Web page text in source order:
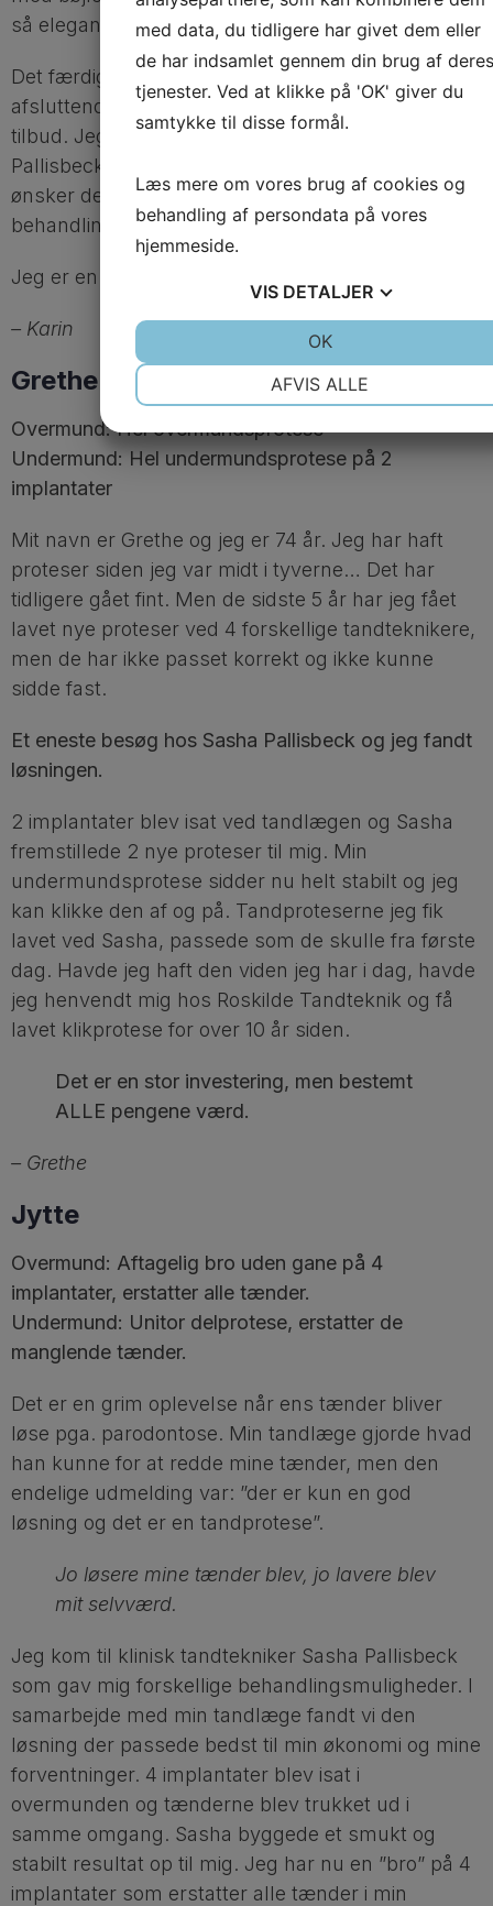
så elegant, at bøjlerne ikke er til at se.
Det færdige resultat er blevet helt perfekt, og den
afsluttende regning stemte på øre med det givne
tilbud. Jeg vil til en hver tid anbefale Sasha
Pallisbeck og hendes personale, til andre der
ønsker den mest professionelle, venlige og reelle
behandling.
Jeg er en meget glad og tilfreds kunde.
– Karin
Grethe
Overmund: Hel overmundsprotese
Undermund: Hel undermundsprotese på 2
implantater
Mit navn er Grethe og jeg er 74 år. Jeg har haft
proteser siden jeg var midt i tyverne… Det har
tidligere gået fint. Men de sidste 5 år har jeg fået
lavet nye proteser ved 4 forskellige tandteknikere,
men de har ikke passet korrekt og ikke kunne
sidde fast.
Et eneste besøg hos Sasha Pallisbeck og jeg fandt
løsningen.
2 implantater blev isat ved tandlægen og Sasha
fremstillede 2 nye proteser til mig. Min
undermundsprotese sidder nu helt stabilt og jeg
kan klikke den af og på. Tandproteserne jeg fik
lavet ved Sasha, passede som de skulle fra første
dag. Havde jeg haft den viden jeg har i dag, havde
jeg henvendt mig hos Roskilde Tandteknik og få
lavet klikprotese for over 10 år siden.
Det er en stor investering, men bestemt
ALLE pengene værd.
– Grethe
Jytte
Overmund: Aftagelig bro uden gane på 4
implantater, erstatter alle tænder.
Undermund: Unitor delprotese, erstatter de
manglende tænder.
Det er en grim oplevelse når ens tænder bliver
løse pga. parodontose. Min tandlæge gjorde hvad
han kunne for at redde mine tænder, men den
endelige udmelding var: ”der er kun en god
løsning og det er en tandprotese”.
Jo løsere mine tænder blev, jo lavere blev
mit selvværd.
Jeg kom til klinisk tandtekniker Sasha Pallisbeck
som gav mig forskellige behandlingsmuligheder. I
samarbejde med min tandlæge fandt vi den
løsning der passede bedst til min økonomi og mine
forventninger. 4 implantater blev isat i
overmunden og tænderne blev trukket ud i
samme omgang. Sasha byggede et smukt og
stabilt resultat op til mig. Jeg har nu en ”bro” på 4
implantater som erstatter alle tænder i min
med data, du tidligere har givet dem eller
de har indsamlet gennem din brug af deres
tjenester. Ved at klikke på 'OK' giver du
samtykke til disse formål.
Læs mere om vores brug af cookies og
behandling af persondata på vores
hjemmeside.
VIS DETALJER
MARKETING STATISTIK
AFVIS ALLE
OK